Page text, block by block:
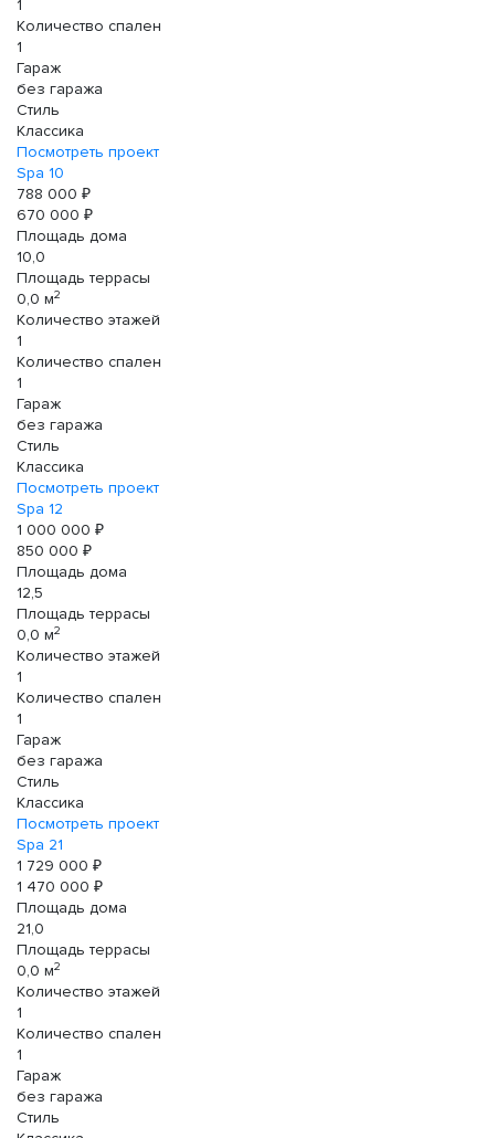
1
Количество спален
1
Гараж
без гаража
Стиль
Классика
Посмотреть проект
Spa 10
788 000 ₽
670 000 ₽
Площадь дома
10,0
Площадь террасы
0,0 м2
Количество этажей
1
Количество спален
1
Гараж
без гаража
Стиль
Классика
Посмотреть проект
Spa 12
1 000 000 ₽
850 000 ₽
Площадь дома
12,5
Площадь террасы
0,0 м2
Количество этажей
1
Количество спален
1
Гараж
без гаража
Стиль
Классика
Посмотреть проект
Spa 21
1 729 000 ₽
1 470 000 ₽
Площадь дома
21,0
Площадь террасы
0,0 м2
Количество этажей
1
Количество спален
1
Гараж
без гаража
Стиль